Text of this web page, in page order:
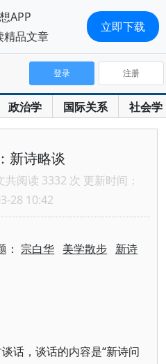
政治学 国际关系 社会学
登录 注册
新诗略谈
共阅读 3332 次 更新时间：
28 10:42
：宗白华 美学散步 新诗
话，谈话的内容是“新诗问
APP
精品文章
立即下载